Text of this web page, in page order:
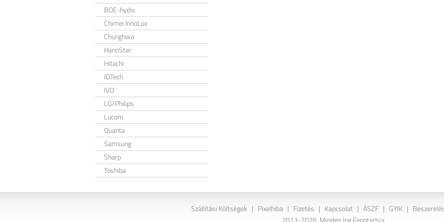
BOE-hydis
Chimei InnoLux
Chunghwa
HannStar
Hitachi
IDTech
IVO
LG/Philips
Lucom
Quanta
Samsung
Sharp
Toshiba
Szállítási Költségek | Pixelhiba | Fizetés | Kapcsolat | ÁSZF | GYIK |
2013-2026. Minden Jog Fenntartva